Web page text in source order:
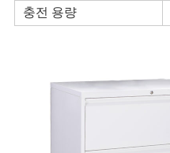
충전 용량